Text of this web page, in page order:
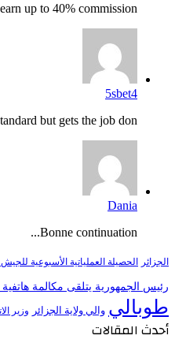
up to 40% commission!...
5sbet4
but gets the job don...
Dania
Bonne continuation...
الجزائر الحصيلة العملياتية الأسبوعية
رئيس الجمهورية يتلقى مكالمة
طوبالي والي ولاية الجزائر وزير
أحدث المقالات